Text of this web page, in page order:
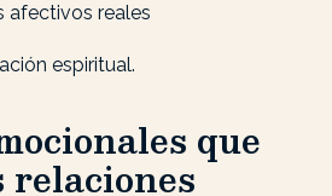
afectivos reales
espiritual.
que
relaciones